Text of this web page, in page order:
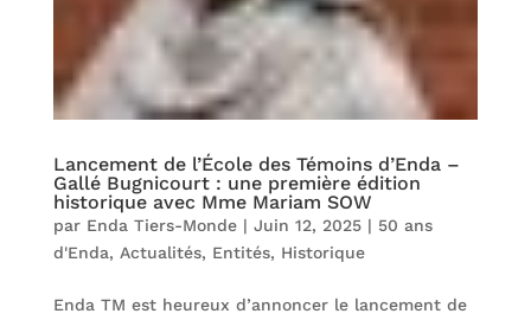
Lancement de l’École des Témoins d’Enda –
Gallé Bugnicourt : une première édition
historique avec Mme Mariam SOW
par Enda Tiers-Monde| Juin 12, 2025| 50 ans
d'Enda, Actualités, Entités, Historique
Enda TM est heureux d’annoncer le lancement de